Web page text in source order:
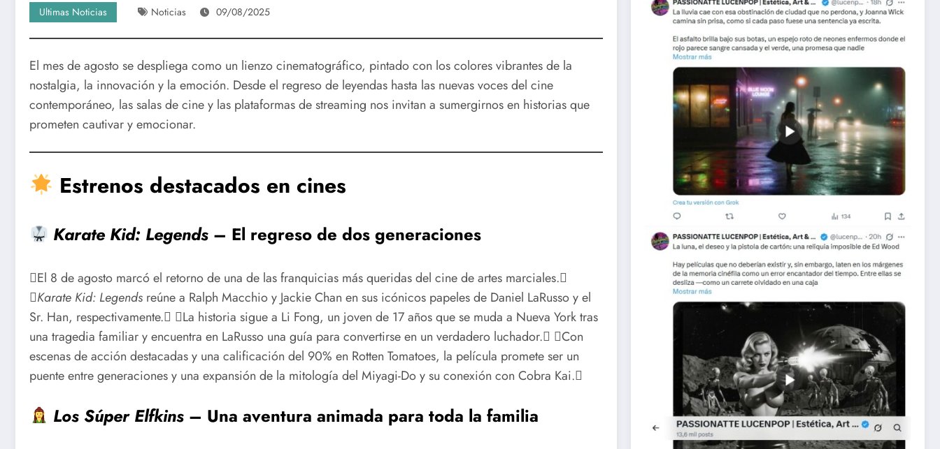
Ultimas Noticias Noticias 09/08/2025
El mes de agosto se despliega como un lienzo cinematográfico, pintado con los colores vibrantes de la
nostalgia, la innovación y la emoción. Desde el regreso de leyendas hasta las nuevas voces del cine
contemporáneo, las salas de cine y las plataformas de streaming nos invitan a sumergirnos en historias que
prometen cautivar y emocionar.
Estrenos destacados en cines
Karate Kid: Legends – El regreso de dos generaciones
El 8 de agosto marcó el retorno de una de las franquicias más queridas del cine de artes marciales.
Karate Kid: Legends reúne a Ralph Macchio y Jackie Chan en sus icónicos papeles de Daniel LaRusso y el
Sr. Han, respectivamente. La historia sigue a Li Fong, un joven de 17 años que se muda a Nueva York tras
una tragedia familiar y encuentra en LaRusso una guía para convertirse en un verdadero luchador. Con
escenas de acción destacadas y una calificación del 90% en Rotten Tomatoes, la película promete ser un
puente entre generaciones y una expansión de la mitología del Miyagi-Do y su conexión con Cobra Kai.
Los Súper Elfkins – Una aventura animada para toda la familia